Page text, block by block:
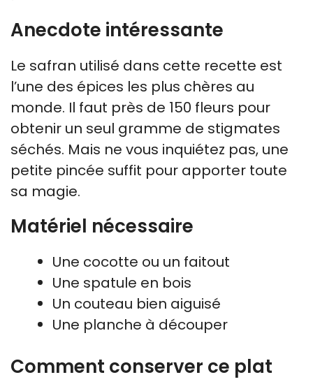
Anecdote intéressante
Le safran utilisé dans cette recette est
l’une des épices les plus chères au
monde. Il faut près de 150 fleurs pour
obtenir un seul gramme de stigmates
séchés. Mais ne vous inquiétez pas, une
petite pincée suffit pour apporter toute
sa magie.
Matériel nécessaire
Une cocotte ou un faitout
Une spatule en bois
Un couteau bien aiguisé
Une planche à découper
Comment conserver ce plat